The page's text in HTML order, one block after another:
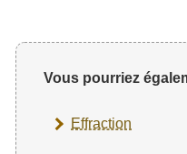
Vous pourriez
Effraction